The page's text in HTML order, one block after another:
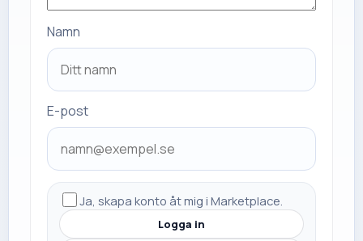
Namn
E-post
Ja, skapa konto åt mig i Marketplace.
Logga in